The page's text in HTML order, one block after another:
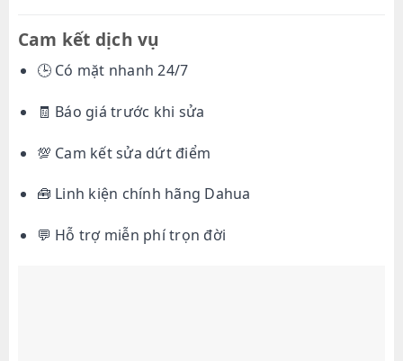
Cam kết dịch vụ
🕒 Có mặt nhanh 24/7
🧾 Báo giá trước khi sửa
💯 Cam kết sửa dứt điểm
🧰 Linh kiện chính hãng Dahua
💬 Hỗ trợ miễn phí trọn đời